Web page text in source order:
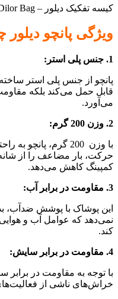
کیسه تفکیک دیلور – Dilor Bag
ویژگی پانچو
1. جنس پلی استر:
پانچو از جنس پلی استر
قابل حمل می‌کند بلکه
می‌آورد.
2. وزن 200 گرم:
با وزن 200 گرم،
حرکت، بار مضاعف را از
کمپینگ کاهش می‌دهد.
3. مقاومت در برابر آب:
این پوشاک با پوشش ضدآب،
نمی‌دهد که عوامل آب و
کند.
4. مقاومت در برابر سایش:
با توجه به مقاومت در برابر
خراش‌های ناشی از